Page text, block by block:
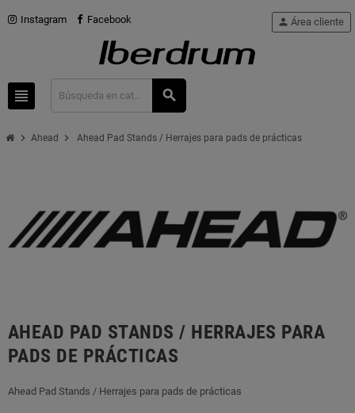
Instagram Facebook
view_headline search
person Área cliente
chevron_right Ahead chevron_right Ahead Pad Stands / Herrajes para pads de prácticas
AHEAD PAD STANDS / HERRAJES PARA
PADS DE PRÁCTICAS
Ahead Pad Stands / Herrajes para pads de prácticas